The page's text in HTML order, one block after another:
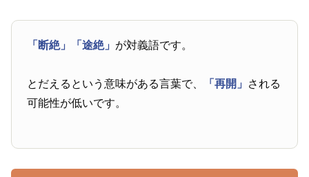
「断絶」 「途絶」 が対義語です。
とだえるという意味がある言葉で、 「再開」 される
可能性が低いです。